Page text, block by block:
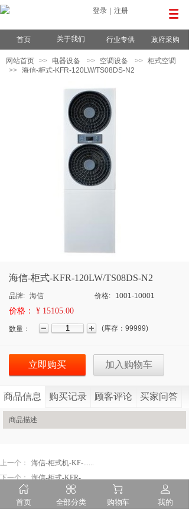
登录 注册
首页 关于我们 行业专供 政府采购
网站首页 >> 电器设备 >> 空调设备 >> 柜式空调
>> 海信-柜式-KFR-120LW/TS08DS-N2
海信-柜式-KFR-120LW/TS08DS-N2
品牌: 海信 价格: 1001-10001
价格： ¥ 15105.00
数量： (库存： 99999)
立即购买 加入购物车
商品信息 购买记录 顾客评论 买家问答
商品描述
上一个：
海信-柜式机-KF-......
下一个： 海信-柜式-KFR-......
首页 全部分类 购物车 我的